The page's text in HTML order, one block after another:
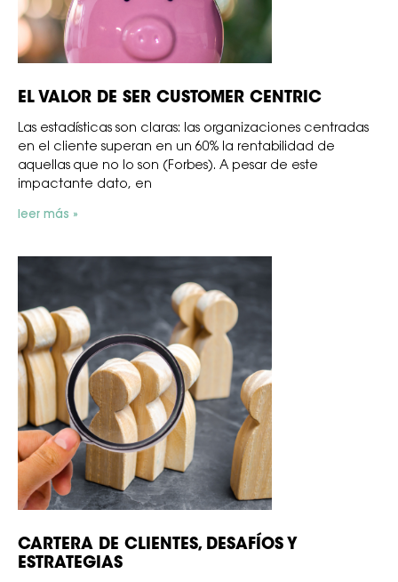
EL VALOR DE SER CUSTOMER CENTRIC
Las estadísticas son claras: las organizaciones centradas
en el cliente superan en un 60% la rentabilidad de
aquellas que no lo son (Forbes). A pesar de este
impactante dato, en
leer más »
CARTERA DE CLIENTES, DESAFÍOS Y
ESTRATEGIAS